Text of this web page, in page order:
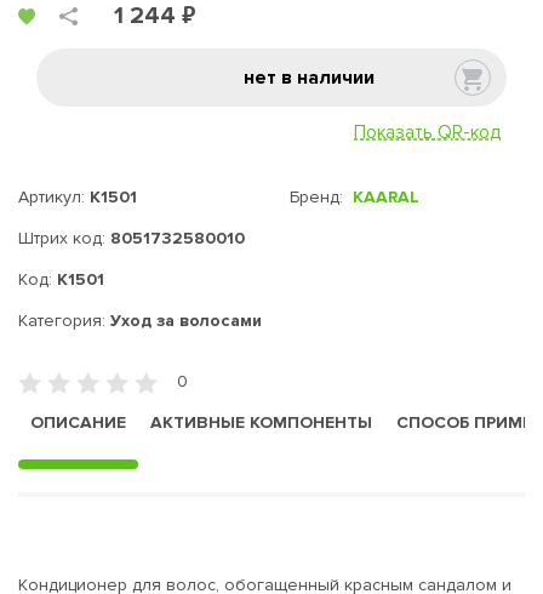
1 244 ₽
нет в наличии
Показать QR-код
Артикул: K1501
Штрих код: 8051732580010
Код: K1501
Бренд: KAARAL
Категория: Уход за волосами
0
ОПИСАНИЕ
АКТИВНЫЕ КОМПОНЕНТЫ СПОСОБ
Кондиционер для волос, обогащенный красным сандалом и